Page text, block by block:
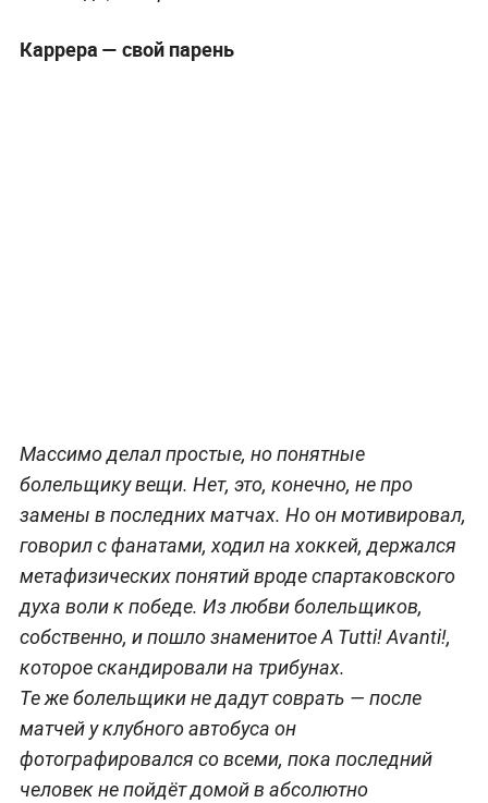
Каррера — свой парень
Массимо делал простые, но понятные
болельщику вещи. Нет, это, конечно, не про
замены в последних матчах. Но он мотивировал,
говорил с фанатами, ходил на хоккей, держался
метафизических понятий вроде спартаковского
духа воли к победе. Из любви болельщиков,
собственно, и пошло знаменитое A Tutti! Avanti!,
которое скандировали на трибунах.
Те же болельщики не дадут соврать — после
матчей у клубного автобуса он
фотографировался со всеми, пока последний
человек не пойдёт домой в абсолютно